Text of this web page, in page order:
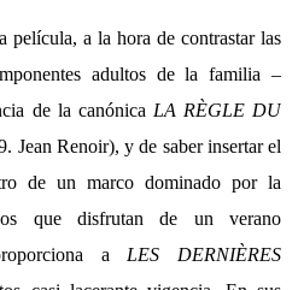
película, a la hora de contrastar las
adultos de la familia –
de la canónica LA RÈGLE DU
Jean Renoir), y de saber insertar el
de un marco dominado por la
que disfrutan de un verano
a LES DERNIÈRES